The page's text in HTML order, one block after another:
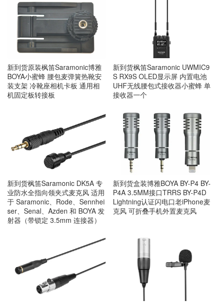
新到货原装枫笛Saramonic博雅
BOYA小蜜蜂 腰包麦弹簧热靴安
装支架 冷靴座相机卡板 通用相
机固定板转接板
新到货枫笛Saramonic UWMIC9
S RX9S OLED显示屏 内置电池
UHF无线腰包式接收器小蜜蜂 单
接收器一个
新到货枫笛Saramonic DK5A 专
业防水全指向领夹式麦克风 适用
于 Saramonic、Rode、Sennhei
ser、Senal、Azden 和 BOYA 发
射器（带锁定 3.5mm 连接器）
新到货盒装博雅BOYA BY-P4 BY-
P4A 3.5MM接口TRRS BY-P4D
Lightning认证闪电口老iPhone麦
克风 可折叠手机外置麦克风